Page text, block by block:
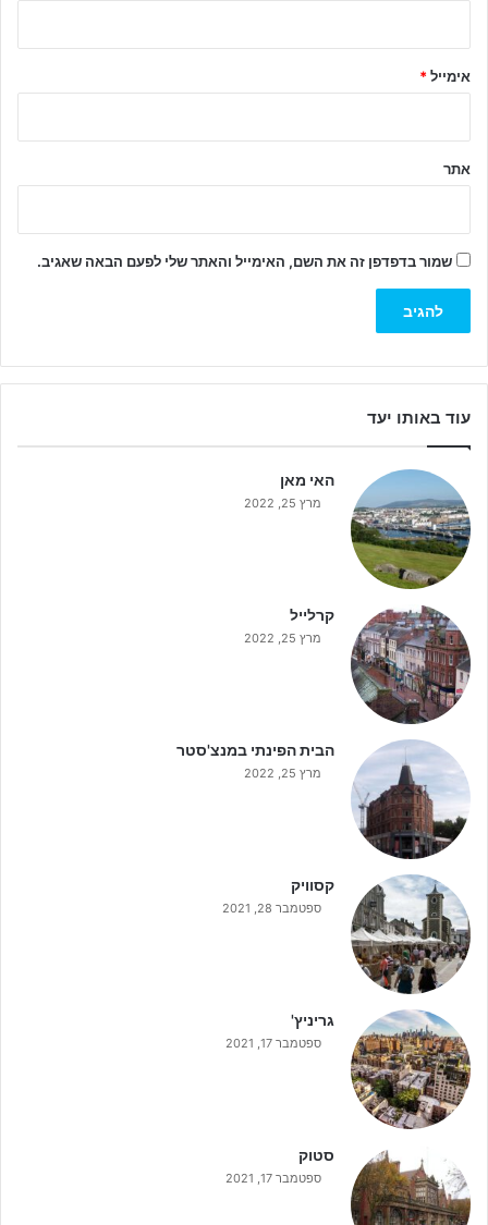
אימייל*
אתר
שמור בדפדפן זה את השם, האימייל והאתר שלי לפעם הבאה שאגיב.
עוד באותו יעד
האי מאן
מרץ 25, 2022
קרלייל
מרץ 25, 2022
הבית הפינתי במנצ'סטר
מרץ 25, 2022
קסוויק
ספטמבר 28, 2021
גריניץ'
ספטמבר 17, 2021
סטוק
ספטמבר 17, 2021